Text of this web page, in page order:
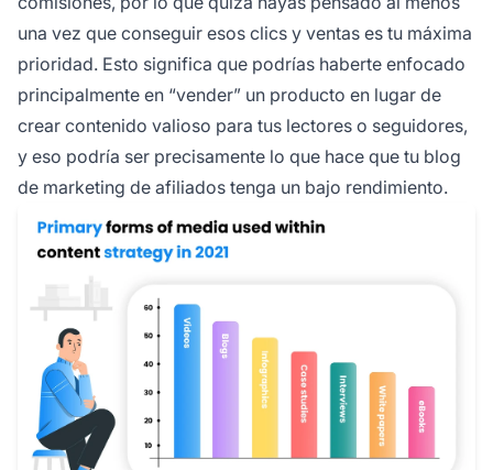
una vez que conseguir esos clics y ventas es tu máxima
prioridad. Esto significa que podrías haberte enfocado
principalmente en “vender” un producto en lugar de
crear contenido valioso para tus lectores o seguidores,
y eso podría ser precisamente lo que hace que tu blog
de marketing de afiliados tenga un bajo rendimiento.